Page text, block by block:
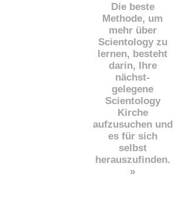
Die beste
Methode, um
mehr über
Scientology zu
lernen, besteht
darin, Ihre
nächst-
gelegene
Scientology
Kirche
aufzusuchen und
es für sich
selbst
herauszufinden.
»